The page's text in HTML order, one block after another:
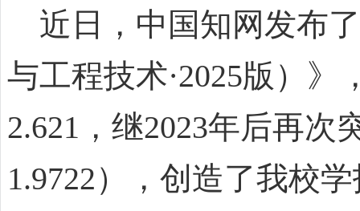
近日，中国知网发布
与工程技术·2025版）
2.621，继2023年后再次
1.9722），创造了我校